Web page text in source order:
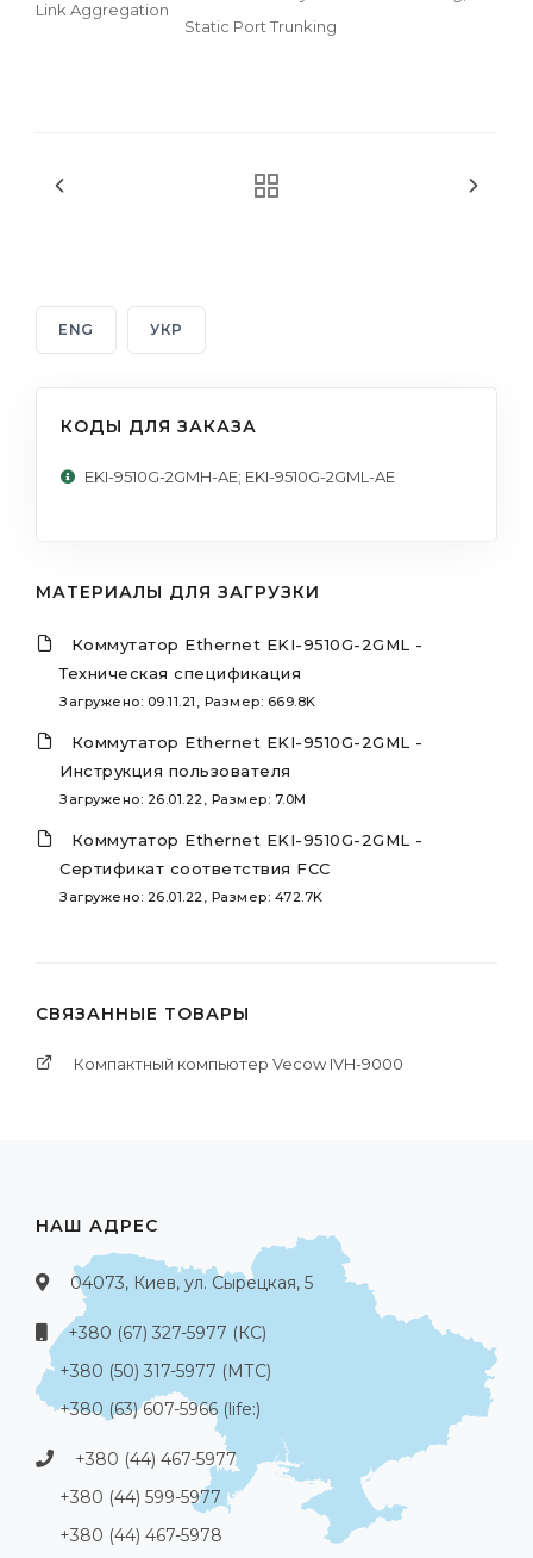
Link Aggregation
Static Port Trunking
ENG УКР
КОДЫ ДЛЯ ЗАКАЗА
EKI-9510G-2GMH-AE; EKI-9510G-2GML-AE
МАТЕРИАЛЫ ДЛЯ ЗАГРУЗКИ
Коммутатор Ethernet EKI-9510G-2GML -
Техническая спецификация
Загружено: 09.11.21, Размер: 669.8K
Коммутатор Ethernet EKI-9510G-2GML -
Инструкция пользователя
Загружено: 26.01.22, Размер: 7.0M
Коммутатор Ethernet EKI-9510G-2GML -
Cертификат соответствия FCC
Загружено: 26.01.22, Размер: 472.7K
СВЯЗАННЫЕ ТОВАРЫ
Компактный компьютер Vecow IVH-9000
НАШ АДРЕС
04073, Киев, ул. Сырецкая, 5
+380 (67) 327-5977 (КС)
+380 (50) 317-5977 (МТС)
+380 (63) 607-5966 (life:)
+380 (44) 467-5977
+380 (44) 599-5977
+380 (44) 467-5978